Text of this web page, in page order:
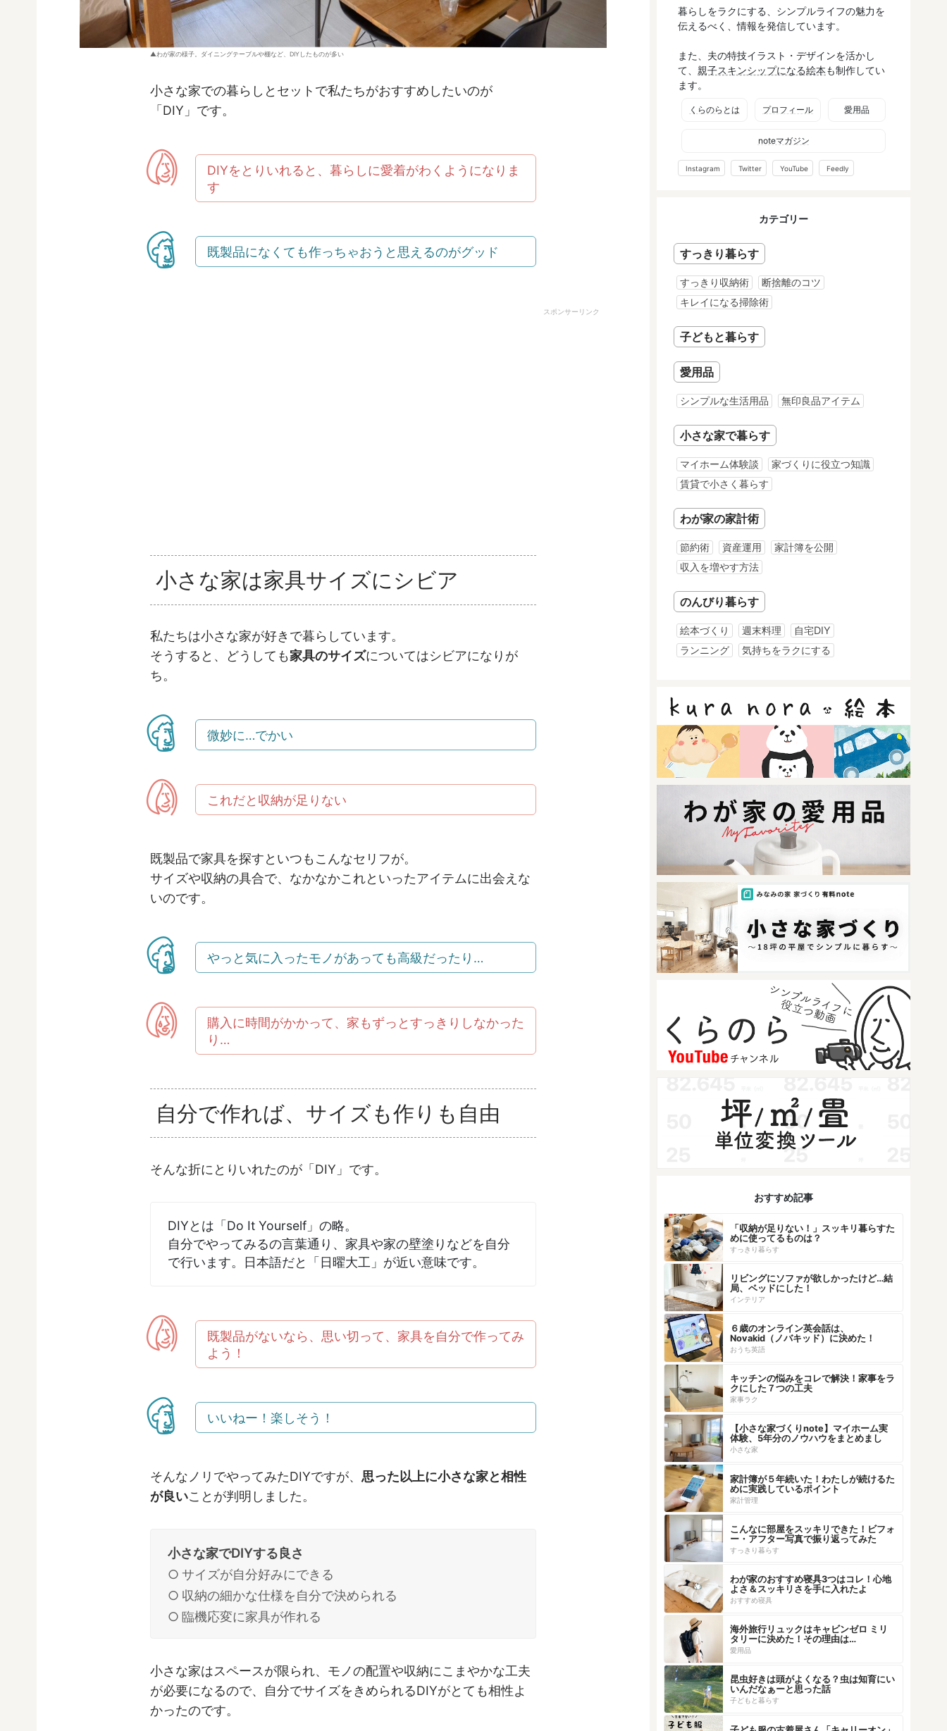
わが家の様子。ダイニングテーブルや棚など、DIYしたものが多い
小さな家での暮らしとセットで私たちがおすすめしたいのが
「DIY」です。
DIYをとりいれると、暮らしに愛着がわくようになりま
す
既製品になくても作っちゃおうと思えるのがグッド
スポンサーリンク
小さな家は家具サイズにシビア
私たちは小さな家が好きで暮らしています。
そうすると、どうしても家具のサイズについてはシビアになりが
ち。
微妙に…でかい
これだと収納が足りない
既製品で家具を探すといつもこんなセリフが。
サイズや収納の具合で、なかなかこれといったアイテムに出会えな
いのです。
やっと気に入ったモノがあっても高級だったり…
購入に時間がかかって、家もずっとすっきりしなかった
り…
自分で作れば、サイズも作りも自由
そんな折にとりいれたのが「DIY」です。
DIYとは「Do It Yourself」の略。
自分でやってみるの言葉通り、家具や家の壁塗りなどを自分
で行います。日本語だと「日曜大工」が近い意味です。
既製品がないなら、思い切って、家具を自分で作ってみ
よう！
いいねー！楽しそう！
そんなノリでやってみたDIYですが、 思った以上に小さな家と相性
が良いことが判明しました。
小さな家でDIYする良さ
サイズが自分好みにできる
収納の細かな仕様を自分で決められる
臨機応変に家具が作れる
小さな家はスペースが限られ、モノの配置や収納にこまやかな工夫
が必要になるので、自分でサイズをきめられるDIYがとても相性よ
かったのです。
暮らしをラクにする、シンプルライフの魅力を
伝えるべく、情報を発信しています。
また、夫の特技イラスト・デザインを活かし
て、 親子スキンシップになる絵本も制作してい
ます。
くらのらとは プロフィール 愛用品
noteマガジン
Instagram Twitter YouTube Feedly
カテゴリー
すっきり暮らす
すっきり収納術
断捨離のコツ
キレイになる掃除術
子どもと暮らす
愛用品
シンプルな生活用品 無印良品アイテム
小さな家で暮らす
マイホーム体験談
家づくりに役立つ知識
賃貸で小さく暮らす
わが家の家計術
節約術 資産運用
家計簿を公開
収入を増やす方法
のんびり暮らす
絵本づくり 週末料理
自宅DIY
ランニング
気持ちをラクにする
おすすめ記事
「収納が足りない！」スッキリ暮らすた
めに使ってるものは？
すっきり暮らす
リビングにソファが欲しかったけど…結
局、ベッドにした！
インテリア
６歳のオンライン英会話は、
Novakid（ノバキッド）に決めた！
おうち英語
キッチンの悩みをコレで解決！家事をラ
クにした７つの工夫
家事ラク
【小さな家づくりnote】マイホーム実
体験、5年分のノウハウをまとめまし
た！
小さな家
家計簿が５年続いた！わたしが続けるた
めに実践しているポイント
家計管理
こんなに部屋をスッキリできた！ビフォ
ー・アフター写真で振り返ってみた
すっきり暮らす
わが家のおすすめ寝具3つはコレ！心地
よさ＆スッキリさを手に入れたよ
おすすめ寝具
海外旅行リュックはキャビンゼロ ミリ
タリーに決めた！その理由は…
愛用品
昆虫好きは頭がよくなる？虫は知育にい
いんだなぁーと思った話
子どもと暮らす